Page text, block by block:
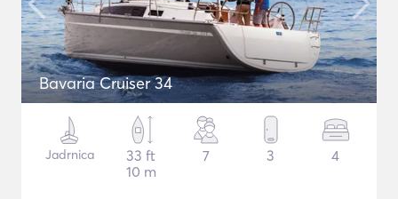
Bavaria Cruiser 34
Jadrnica
33 ft
10 m
7 3 4